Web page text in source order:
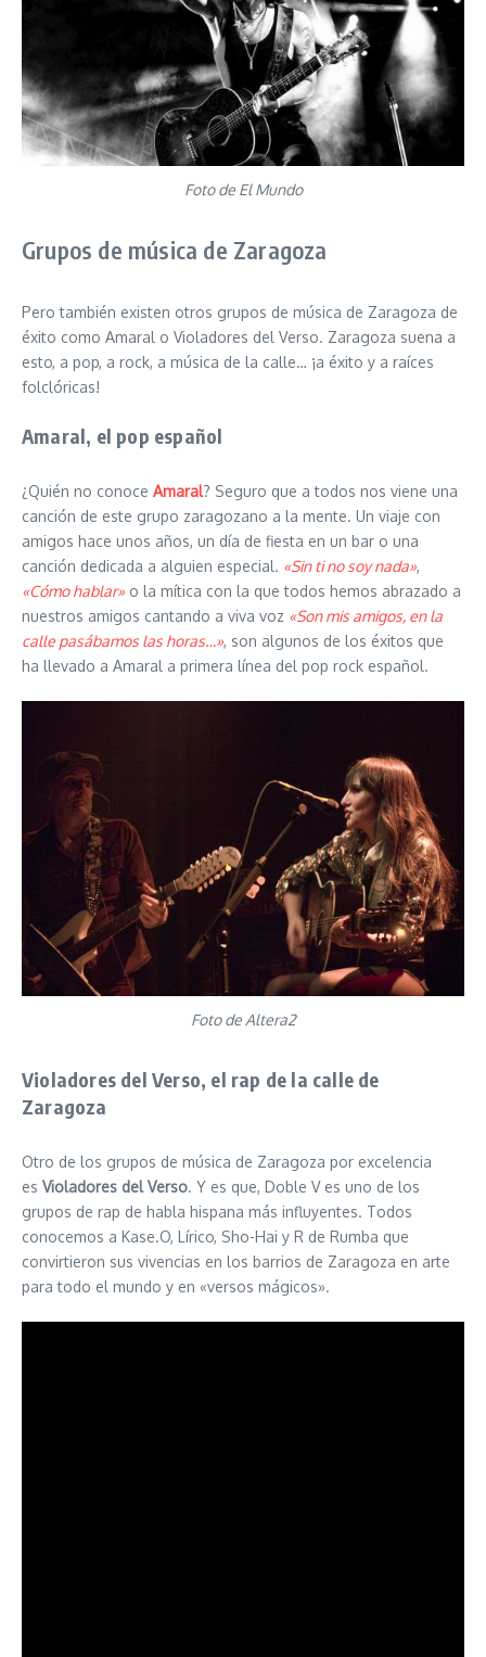
Foto de El Mundo
Grupos de música de Zaragoza
Pero también existen otros grupos de música de Zaragoza de
éxito como Amaral o Violadores del Verso. Zaragoza suena a
esto, a pop, a rock, a música de la calle… ¡a éxito y a raíces
folclóricas!
Amaral, el pop español
¿Quién no conoce Amaral? Seguro que a todos nos viene una
canción de este grupo zaragozano a la mente. Un viaje con
amigos hace unos años, un día de fiesta en un bar o una
canción dedicada a alguien especial. «Sin ti no soy nada»,
«Cómo hablar» o la mítica con la que todos hemos abrazado a
nuestros amigos cantando a viva voz «Son mis amigos, en la
calle pasábamos las horas…», son algunos de los éxitos que
ha llevado a Amaral a primera línea del pop rock español.
Foto de Altera2
Violadores del Verso, el rap de la calle de
Zaragoza
Otro de los grupos de música de Zaragoza por excelencia
es Violadores del Verso. Y es que, Doble V es uno de los
grupos de rap de habla hispana más influyentes. Todos
conocemos a Kase.O, Lírico, Sho-Hai y R de Rumba que
convirtieron sus vivencias en los barrios de Zaragoza en arte
para todo el mundo y en «versos mágicos».